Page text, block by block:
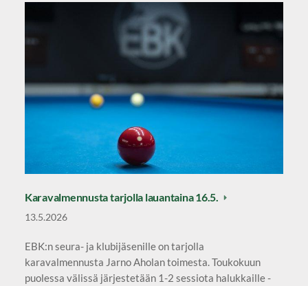
Karavalmennusta tarjolla lauantaina 16.5.
13.5.2026
EBK:n seura- ja klubijäsenille on tarjolla
karavalmennusta Jarno Aholan toimesta. Toukokuun
puolessa välissä järjestetään 1-2 sessiota halukkaille -